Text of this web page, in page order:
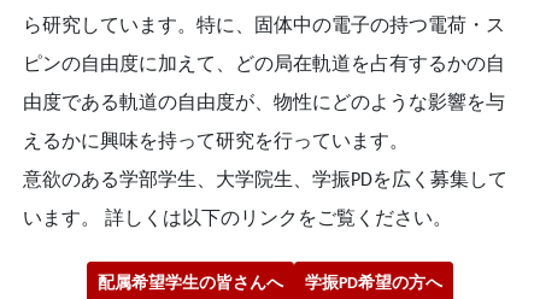
ら研究しています。特に、固体中の電子の持つ電荷・ス
ピンの自由度に加えて、どの局在軌道を占有するかの自
由度である軌道の自由度が、物性にどのような影響を与
えるかに興味を持って研究を行っています。
意欲のある学部学生、大学院生、学振PDを広く募集して
います。 詳しくは以下のリンクをご覧ください。
配属希望学生の皆さんへ 学振PD希望の方へ